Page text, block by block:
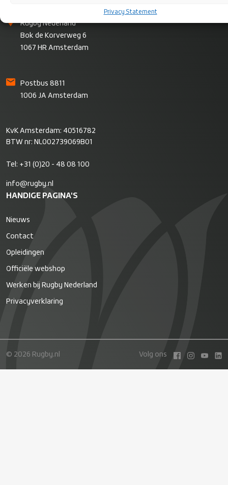
Privacy Statement
Rugby Nederland
Bok de Korverweg 6
1067 HR Amsterdam
Postbus 8811
1006 JA Amsterdam
KvK Amsterdam: 40516782
BTW nr: NL002739069B01
Tel: +31 (0)20 - 48 08 100
info@rugby.nl
HANDIGE PAGINA'S
Nieuws
Contact
Opleidingen
Officiële webshop
Werken bij Rugby Nederland
Privacyverklaring
© 2026 Rugby.nl Volg ons